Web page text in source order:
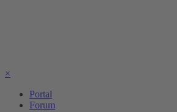
×
Portal
Forum